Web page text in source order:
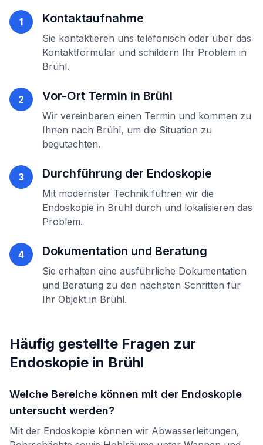
1 Kontaktaufnahme
Sie kontaktieren uns telefonisch oder über das
Kontaktformular und schildern Ihr Problem in
Brühl.
2 Vor-Ort Termin in Brühl
Wir vereinbaren einen Termin und kommen zu
Ihnen nach Brühl, um die Situation zu
begutachten.
3 Durchführung der Endoskopie
Mit modernster Technik führen wir die
Endoskopie in Brühl durch und lokalisieren das
Problem.
4 Dokumentation und Beratung
Sie erhalten eine ausführliche Dokumentation
und Beratung zu den nächsten Schritten für
Ihr Objekt in Brühl.
Häufig gestellte Fragen zur
Endoskopie in Brühl
Welche Bereiche können mit der Endoskopie
untersucht werden?
Mit der Endoskopie können wir Abwasserleitungen,